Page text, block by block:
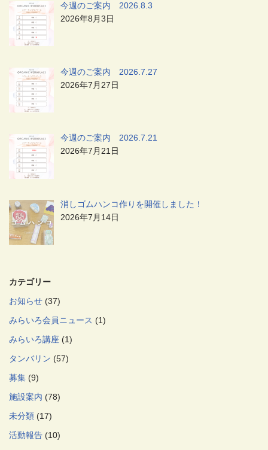
今週のご案内 2026.8.3
2026年8月3日
今週のご案内 2026.7.27
2026年7月27日
今週のご案内 2026.7.21
2026年7月21日
消しゴムハンコ作りを開催しました！
2026年7月14日
カテゴリー
お知らせ (37)
みらいろ会員ニュース (1)
みらいろ講座 (1)
タンバリン (57)
募集 (9)
施設案内 (78)
未分類 (17)
活動報告 (10)